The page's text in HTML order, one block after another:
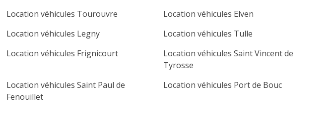
Location véhicules Tourouvre
Location véhicules Elven
Location véhicules Legny
Location véhicules Tulle
Location véhicules Frignicourt
Location véhicules Saint Vincent de
Tyrosse
Location véhicules Saint Paul de
Fenouillet
Location véhicules Port de Bouc